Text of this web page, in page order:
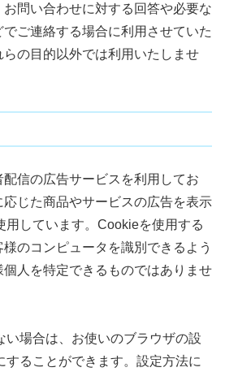
問い合わせに対する回答や必要な
ご連絡する場合に利用させていた
の目的以外では利用いたしませ
信の広告サービスを利用してお
応じた商品やサービスの広告を表示
用しています。Cookieを使用する
のコンピュータを識別できるよう
人を特定できるものではありませ
い場合は、お使いのブラウザの設
することができます。設定方法に